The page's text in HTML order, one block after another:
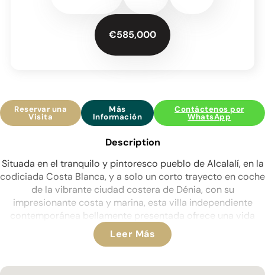
€585,000
Reservar una
Visita
Más
Información
Contáctenos por
WhatsApp
Description
Situada en el tranquilo y pintoresco pueblo de Alcalalí, en la
codiciada Costa Blanca, y a solo un corto trayecto en coche
de la vibrante ciudad costera de Dénia, con su
impresionante costa y marina, esta villa independiente
contemporánea bellamente presentada ofrece una vida
elegante y espaciosa en un entorno realmente envidiable.
los actuales propietarios, la propiedad fue diseñada
Leer Más